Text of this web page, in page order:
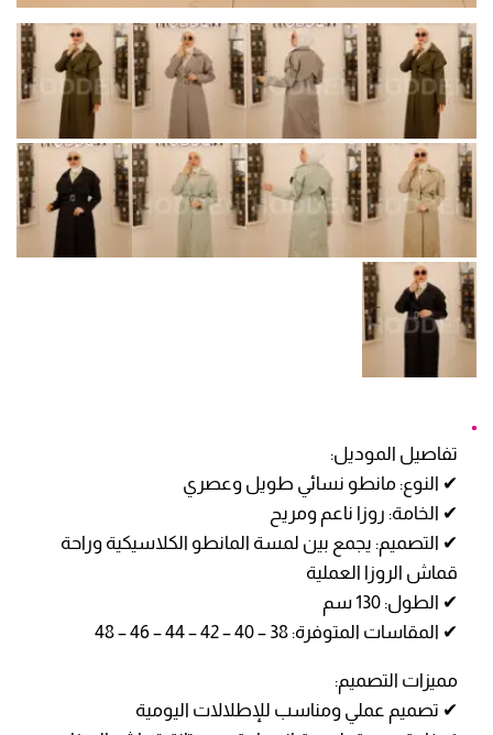
تفاصيل الموديل:
✔ النوع: مانطو نسائي طويل وعصري
✔ الخامة: روزا ناعم ومريح
✔ التصميم: يجمع بين لمسة المانطو الكلاسيكية وراحة
قماش الروزا العملية
✔ الطول: 130 سم
✔ المقاسات المتوفرة: 38 – 40 – 42 – 44 – 46 – 48
مميزات التصميم:
✔ تصميم عملي ومناسب للإطلالات اليومية